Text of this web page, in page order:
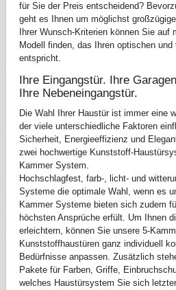
für Sie der Preis entscheidend?
geht es Ihnen um möglichst
Ihrer Wunsch-Kriterien können Sie auf
Modell finden, das Ihren optischen
entspricht.
Ihre Eingangstür. Ihre
Ihre Nebeneingangstür.
Die Wahl Ihrer Haustür ist immer eine
der viele unterschiedliche Faktoren
Sicherheit, Energieeffizienz und
zwei hochwertige Kunststoff-
Kammer System.
Hochschlagfest, farb-, licht- und
Systeme die optimale Wahl, wenn es
Kammer Systeme bieten sich zudem
höchsten Ansprüche erfült. Um Ihnen
erleichtern, können Sie unsere 5-
Kunststoffhaustüren ganz individuell
Bedürfnisse anpassen. Zusätzlich
Pakete für Farben, Griffe,
welches Haustürsystem Sie sich